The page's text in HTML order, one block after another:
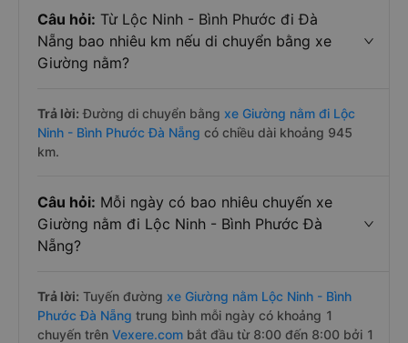
Câu hỏi: Từ Lộc Ninh - Bình Phước đi Đà
Nẵng bao nhiêu km nếu di chuyển bằng xe
Giường nằm?
Trả lời: Đường di chuyển bằng xe Giường nằm đi Lộc
Ninh - Bình Phước Đà Nẵng có chiều dài khoảng 945
km.
Câu hỏi: Mỗi ngày có bao nhiêu chuyến xe
Giường nằm đi Lộc Ninh - Bình Phước Đà
Nẵng?
Trả lời: Tuyến đường xe Giường nằm Lộc Ninh - Bình
Phước Đà Nẵng trung bình mỗi ngày có khoảng 1
chuyến trên Vexere.com bắt đầu từ 8:00 đến 8:00 bởi 1